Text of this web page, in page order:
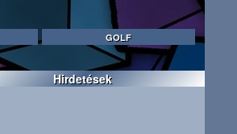
GOLF
Hirdetések